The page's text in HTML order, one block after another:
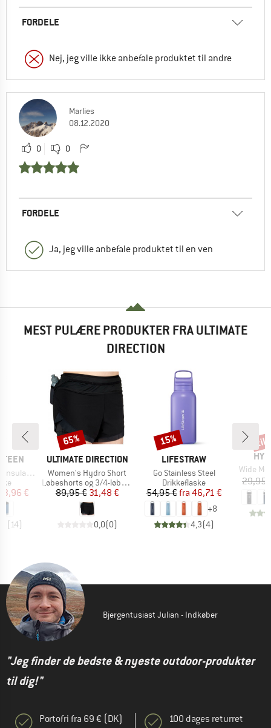
FORDELE
Nej, jeg ville ikke anbefale produktet til andre
Marlies
08.12.2020
0 0
FORDELE
Ja, jeg ville anbefale produktet til en ven
MEST PULÆRE PRODUKTER FRA ULTIMATE
DIRECTION
Café Cap
pris
€
( 14)
MÆRKE
ULTIMATE DIRECTION
Artikel
Women's Hydro Short
Produktgruppe
Løbeshorts og 3/4-løbetights
Pris
89,95 €Nedsat pris
31,48 €
0,0(0)
Rabat
65%
MÆRKE
LIFESTRAW
Artikel
Go Stainless Steel
Produktgruppe
Drikkeflaske
Pris
54,95 € Nedsat pris
fra 46,71 €
+8
4,3(4)
Rabat
15%
Artikel
Wide
29,95
til
Bjergentusiast Julian - Indkøber
"Jeg finder de bedste & nyeste outdoor-produkter
til dig!"
Portofri fra 69 € (DK)
100 dages returret